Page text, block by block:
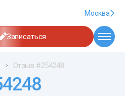
Москва
Записаться
Отзыв #254248